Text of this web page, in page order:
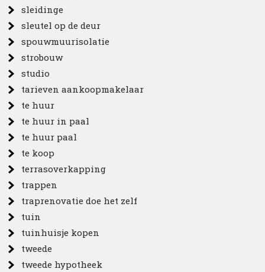
sleidinge
sleutel op de deur
spouwmuurisolatie
strobouw
studio
tarieven aankoopmakelaar
te huur
te huur in paal
te huur paal
te koop
terrasoverkapping
trappen
traprenovatie doe het zelf
tuin
tuinhuisje kopen
tweede
tweede hypotheek